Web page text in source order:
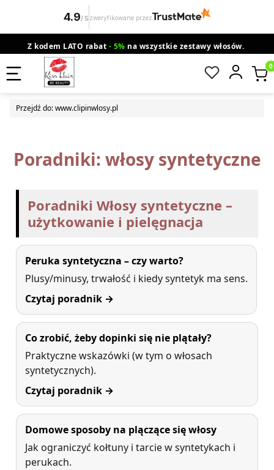
Z kodem LATO rabat - 5% na wszystkie zestawy włosów.
wysyłka gratis od 200 zł Orlen Paczka
Przejdź do:www.clipinwlosy.pl
Poradniki: włosy syntetyczne
Poradniki Włosy syntetyczne –
użytkowanie i pielęgnacja
Peruka syntetyczna – czy warto?
Plusy/minusy, trwałość i kiedy syntetyk ma sens.
Czytaj poradnik →
Co zrobić, żeby dopinki się nie plątały?
Praktyczne wskazówki (w tym o włosach
syntetycznych).
Czytaj poradnik →
Domowe sposoby na plączące się włosy
Jak ograniczyć kołtuny i tarcie w syntetykach i
perukach.
4.9/ 5 zweryfikowane przez